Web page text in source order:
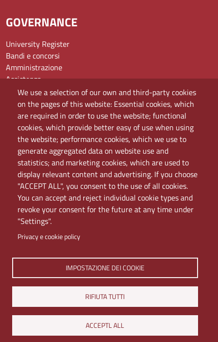
We use a selection of our own and third-party cookies
on the pages of this website: Essential cookies, which
are required in order to use the website; functional
cookies, which provide better easy of use when using
the website; performance cookies, which we use to
generate aggregated data on website use and
statistics; and marketing cookies, which are used to
display relevant content and advertising. If you choose
"ACCEPT ALL", you consent to the use of all cookies.
You can accept and reject individual cookie types and
revoke your consent for the future at any time under
"Settings".
Privacy e cookie policy
IMPOSTAZIONE DEI COOKIE
RIFIUTA TUTTI
ACCEPTL ALL
GOVERNANCE
University Register
Bandi e concorsi
Amministrazione
Assistenza
Domande frequenti (FAQ)
Elenco dei siti tematici
Mappa del sito
PEC
Rete Wi-Fi Eduroam
Servizio Proxy
Guida all’uso del portale
Università di Napoli L'Orientale. Palazzo Du Mesnil -
Via Chiatamone 61/62 - 80121 Napoli
Tel. +390816909000 | Partita IVA 00297640633 | PEC:
ateneo@pec.unior.it
Iscrizione al REA - CCIAA di Napoli n. NA-1112377